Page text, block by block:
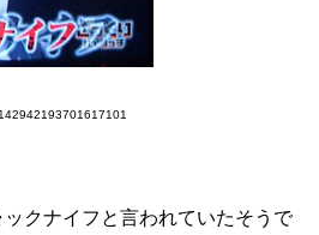
クナイフと言われていたそうで